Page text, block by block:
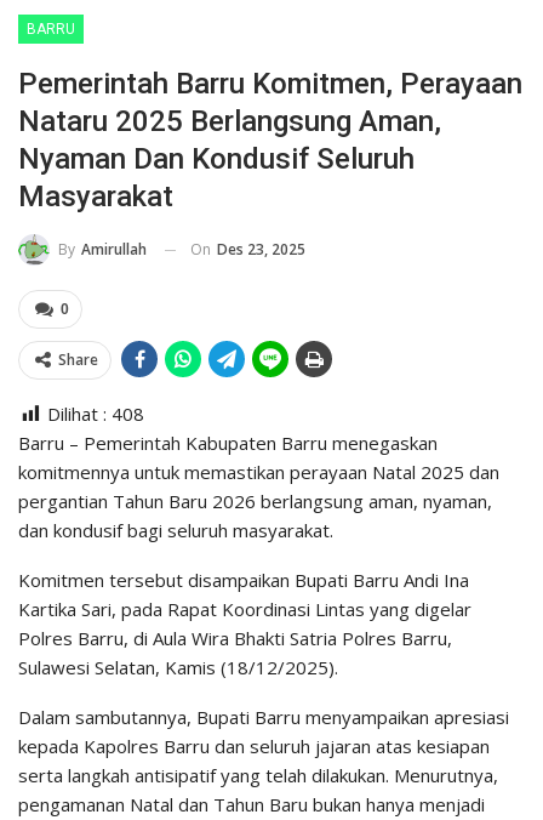
BARRU
Pemerintah Barru Komitmen, Perayaan
Nataru 2025 Berlangsung Aman,
Nyaman Dan Kondusif Seluruh
Masyarakat
By Amirullah On Des 23, 2025
0
Share
Dilihat : 408
Barru – Pemerintah Kabupaten Barru menegaskan
komitmennya untuk memastikan perayaan Natal 2025 dan
pergantian Tahun Baru 2026 berlangsung aman, nyaman,
dan kondusif bagi seluruh masyarakat.
Komitmen tersebut disampaikan Bupati Barru Andi Ina
Kartika Sari, pada Rapat Koordinasi Lintas yang digelar
Polres Barru, di Aula Wira Bhakti Satria Polres Barru,
Sulawesi Selatan, Kamis (18/12/2025).
Dalam sambutannya, Bupati Barru menyampaikan apresiasi
kepada Kapolres Barru dan seluruh jajaran atas kesiapan
serta langkah antisipatif yang telah dilakukan. Menurutnya,
pengamanan Natal dan Tahun Baru bukan hanya menjadi